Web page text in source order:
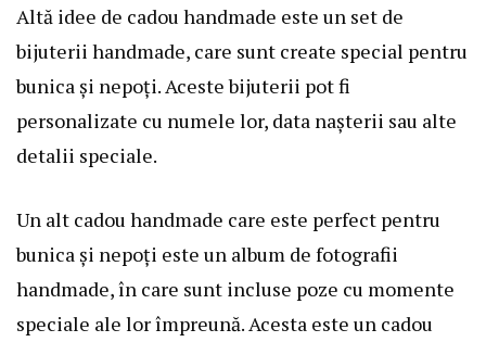
Altă idee de cadou handmade este un set de
bijuterii handmade, care sunt create special pentru
bunica și nepoți. Aceste bijuterii pot fi
personalizate cu numele lor, data nașterii sau alte
detalii speciale.
Un alt cadou handmade care este perfect pentru
bunica și nepoți este un album de fotografii
handmade, în care sunt incluse poze cu momente
speciale ale lor împreună. Acesta este un cadou